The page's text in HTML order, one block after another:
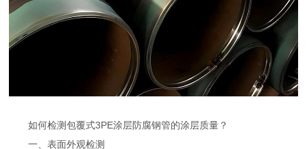
如何检测包覆式3PE涂层防腐钢管的涂层质量？
一、表面外观检测